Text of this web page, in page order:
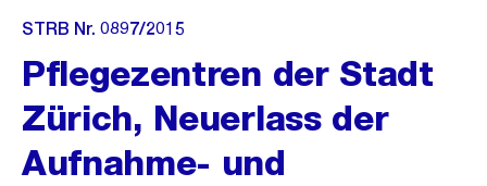
STRB Nr. 0897/2015
Pflegezentren der Stadt
Zürich, Neuerlass der
Aufnahme- und